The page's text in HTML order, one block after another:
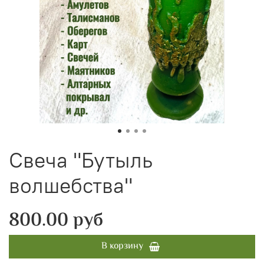
Свеча "Бутыль
волшебства"
800.00 руб
В корзину